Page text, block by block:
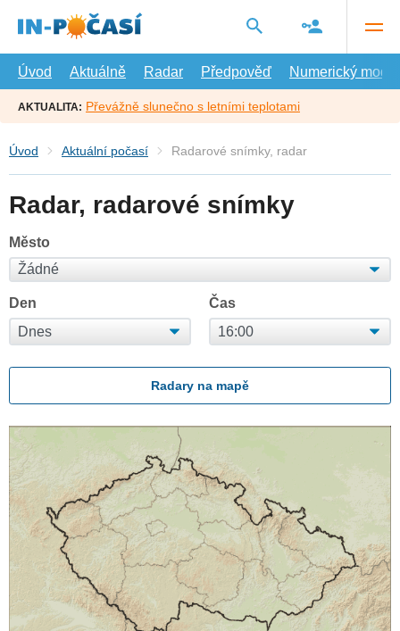
hlavní
Úvod
Aktuálně Radar Předpověď Numerický model
AKTUALITA: Převážně slunečno s letními teplotami
Úvod Aktuální počasí Radarové snímky, radar
Radar, radarové snímky
Město
Den Čas
Radary na mapě